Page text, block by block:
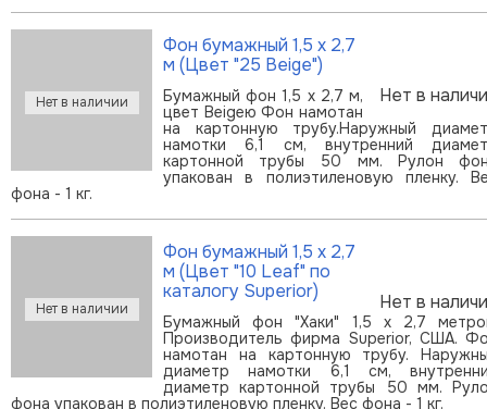
Нет в
Фон бумажный 1,5 х 2,7
м (Цвет "25 Beige")
Бумажный фон 1,5 х 2,7 м,
цвет Beigeю Фон намотан
на картонную трубу.Наружный
намотки 6,1 см, внутренний
картонной трубы 50 мм. Рулон
упакован в полиэтиленовую пленку.
фона - 1 кг.
Нет в
Фон бумажный 1,5 х 2,7
м (Цвет "10 Leaf" по
каталогу Superior)
Бумажный фон "Хаки" 1,5 х 2,7
Производитель фирма Superior, США.
намотан на картонную трубу.
диаметр намотки 6,1 см,
диаметр картонной трубы 50 мм.
фона упакован в полиэтиленовую пленку. Вес фона - 1 кг.